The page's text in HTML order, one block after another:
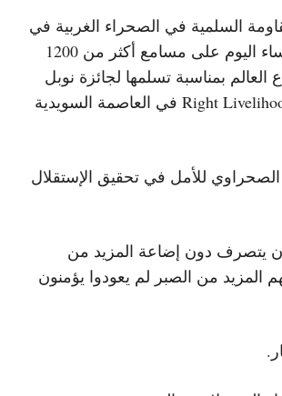
السلمية في الصحراء الغربية في
خطابها الملهم الذي ألقته مساء اليوم على مسامع أكثر من 1200
بمناسبة تسلمها لجائزة نوبل
البديلة لسنة 2019 Right Livelihood Award في العاصمة السويدية
للأمل في تحقيق الإستقلال
يتصرف دون إضاعة المزيد من
المزيد من الصبر لم يعودوا يؤمنون